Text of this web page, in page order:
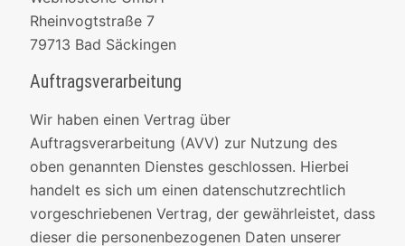
Rheinvogtstraße 7
79713 Bad Säckingen
Auftragsverarbeitung
Wir haben einen Vertrag über
Auftragsverarbeitung (AVV) zur Nutzung des
oben genannten Dienstes geschlossen. Hierbei
handelt es sich um einen datenschutzrechtlich
vorgeschriebenen Vertrag, der gewährleistet, dass
dieser die personenbezogenen Daten unserer